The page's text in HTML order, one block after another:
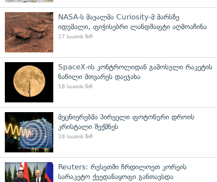
NASA-ს მავალმა Curiosity-მ მარსზე
იდუმალი, ფიჭისებრი ლანდშაფტი აღმოაჩინა
17 საათის წინ
SpaceX-ის კონტროლიდან გამოსული რაკეტის
ნაწილი მთვარეს დაეჯახა
18 საათის წინ
მეცნიერებმა პირველი ფოტონური დროის
კრისტალი შექმნეს
18 საათის წინ
Reuters: რუსეთში ჩრდილოეთ კორეის
სარაკეტო ქვედანაყოფი განთავსდა